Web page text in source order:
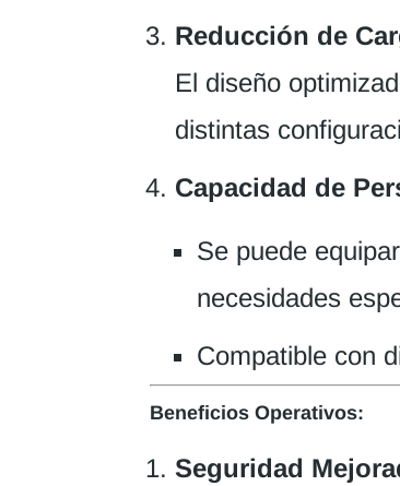
Reducción de
El diseño
distintas
Capacidad de
Se puede
necesidades
Compatible con
Beneficios Operativos:
Seguridad